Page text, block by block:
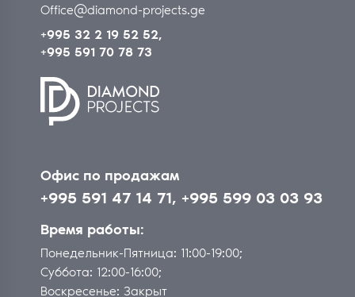
Office@diamond-projects.ge
+995 32 2 19 52 52,
+995 591 70 78 73
Oфис по продажам
+995 591 47 14 71, +995 599 03 03 93
Время работы:
Понедельник-Пятница: 11:00-19:00;
Суббота: 12:00-16:00;
Воскресенье: Закрыт